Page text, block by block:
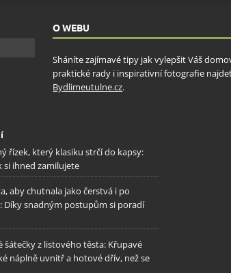
O WEBU
Sháníte zajímavé tipy jak vylepšit Váš
praktické rady i inspirativní fotografie
Bydlimeutulne.cz.
řízek, který klasiku strčí do kapsy:
si ihned zamilujete
aby chutnala jako čerstvá i po
Díky snadným postupům si poradí
šátečky z listového těsta: Křupavé
náplně uvnitř a hotové dřív, než se